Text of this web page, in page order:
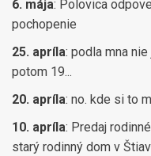
6. mája: Polovica
pochopenie
25. apríla: podla mna
potom 19...
20. apríla: no. kde si to
10. apríla: Predaj
starý rodinný dom v